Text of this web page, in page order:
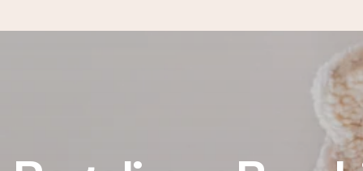
Prepariamo il tuo regalo con attenzione e lo spediamo in un